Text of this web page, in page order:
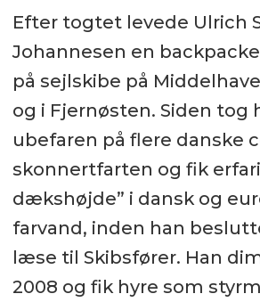
Efter togtet levede Ulrich
Johannesen en
på sejlskibe på
og i Fjernøsten. Siden tog
ubefaren på flere danske
skonnertfarten og fik
dækshøjde” i dansk og
farvand, inden han
læse til Skibsfører. Han
2008 og fik hyre som